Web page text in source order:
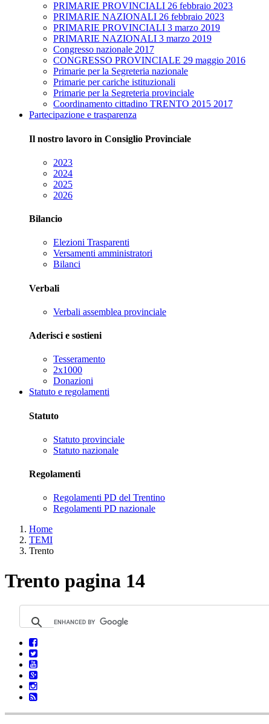
PRIMARIE PROVINCIALI 26 febbraio 2023
PRIMARIE NAZIONALI 26 febbraio 2023
PRIMARIE PROVINCIALI 3 marzo 2019
PRIMARIE NAZIONALI 3 marzo 2019
Congresso nazionale 2017
CONGRESSO PROVINCIALE 29 maggio 2016
Primarie per la Segreteria nazionale
Primarie per cariche istituzionali
Primarie per la Segreteria provinciale
Coordinamento cittadino TRENTO 2015 2017
Partecipazione e trasparenza
Il nostro lavoro in Consiglio Provinciale
2023
2024
2025
2026
Bilancio
Elezioni Trasparenti
Versamenti amministratori
Bilanci
Verbali
Verbali assemblea provinciale
Aderisci e sostieni
Tesseramento
2x1000
Donazioni
Statuto e regolamenti
Statuto
Statuto provinciale
Statuto nazionale
Regolamenti
Regolamenti PD del Trentino
Regolamenti PD nazionale
Home
TEMI
Trento
Trento pagina 14